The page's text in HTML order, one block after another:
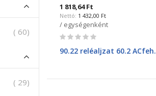
1 818,64 Ft
1 432,00 Ft
/ egységenként
Rating:
90.22 reléaljzat 60.2 ACfeh.
60termék
29termék